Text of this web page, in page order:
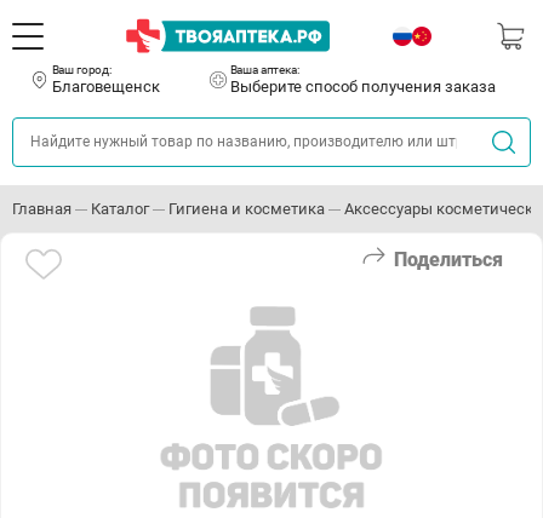
Ваш город:
Благовещенск
Ваша аптека:
Выберите способ получения заказа
Главная Каталог Гигиена и косметика Аксессуары
Поделиться